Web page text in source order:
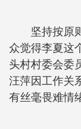
坚持按原
众觉得李夏这
头村村委会委
汪萍因工作关
有丝毫畏难情